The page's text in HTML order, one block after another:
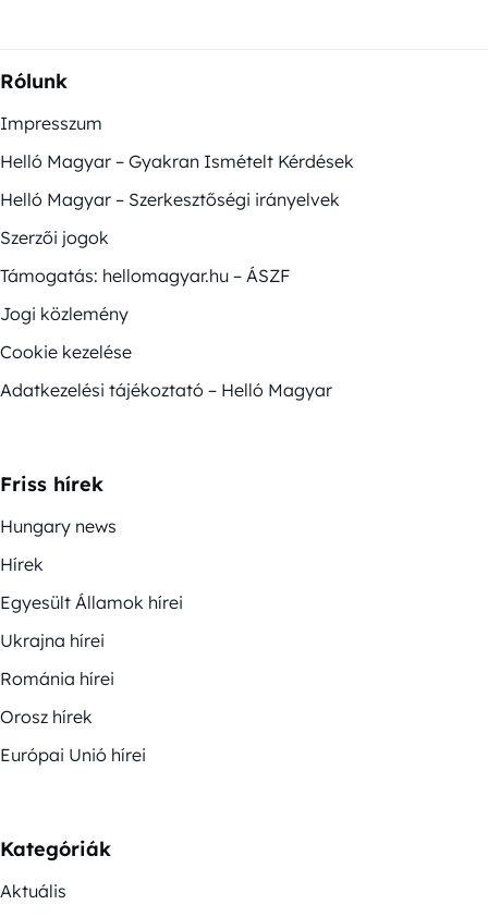
Rólunk
Impresszum
Helló Magyar – Gyakran Ismételt Kérdések
Helló Magyar – Szerkesztőségi irányelvek
Szerzői jogok
Támogatás: hellomagyar.hu – ÁSZF
Jogi közlemény
Cookie kezelése
Adatkezelési tájékoztató – Helló Magyar
Friss hírek
Hungary news
Hírek
Egyesült Államok hírei
Ukrajna hírei
Románia hírei
Orosz hírek
Európai Unió hírei
Kategóriák
Aktuális